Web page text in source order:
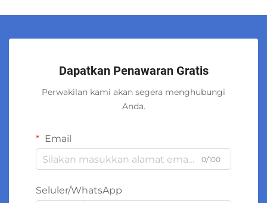
Dapatkan Penawaran Gratis
Perwakilan kami akan segera menghubungi
Anda.
Email
0/100
Seluler/WhatsApp